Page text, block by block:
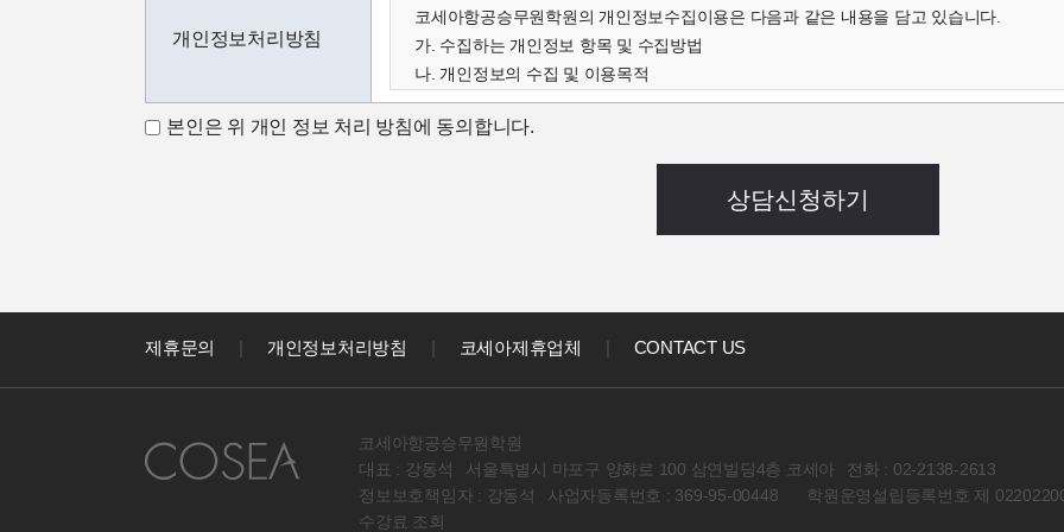
개인정보처리방침
코세아항공승무원학원의 개인정보수집이용은 다음과 같은 내용을 담고 있습니다.
가. 수집하는 개인정보 항목 및 수집방법
나. 개인정보의 수집 및 이용목적
다. 수집한 개인정보의 보유 및 이용기간
가. 수집하는 개인정보 항목 및 수집방법
- 성명, 이메일, 연락처, 출생년도, 신장 등 기록
- 과정문의에 대한 학과담당자들의 전화 및 이메일 상담
- 신규 서비스(강좌) 개발 및 특화, 이벤트 등 광고성 정보 전달
원칙적으로 개인정보 수집 및 이용목적이 달성된 후에는 해당 정보를 지체 없이 파기합니다.
라. 코세아 정회원 컨텐츠관련 동의사항
원칙적으로 코세아학원 이용자의 개인정보를 타인 또는 타기업,기관에 공개하지 않습니다
본인은 위 개인 정보 처리 방침에 동의합니다.
제휴문의 | 개인정보처리방침 | 코세아제휴업체 | CONTACT US
코세아항공승무원학원
대표 : 강동석
서울특별시 마포구 양화로 100 삼연빌딩4층 코세아
전화 : 02-2138-2613
정보보호책임자 : 강동석
사업자등록번호 : 369-95-00448
학원운영설립등록번호 제
수강료 조회